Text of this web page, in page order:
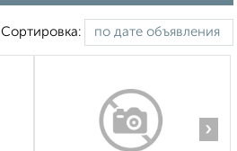
Сортировка:
›